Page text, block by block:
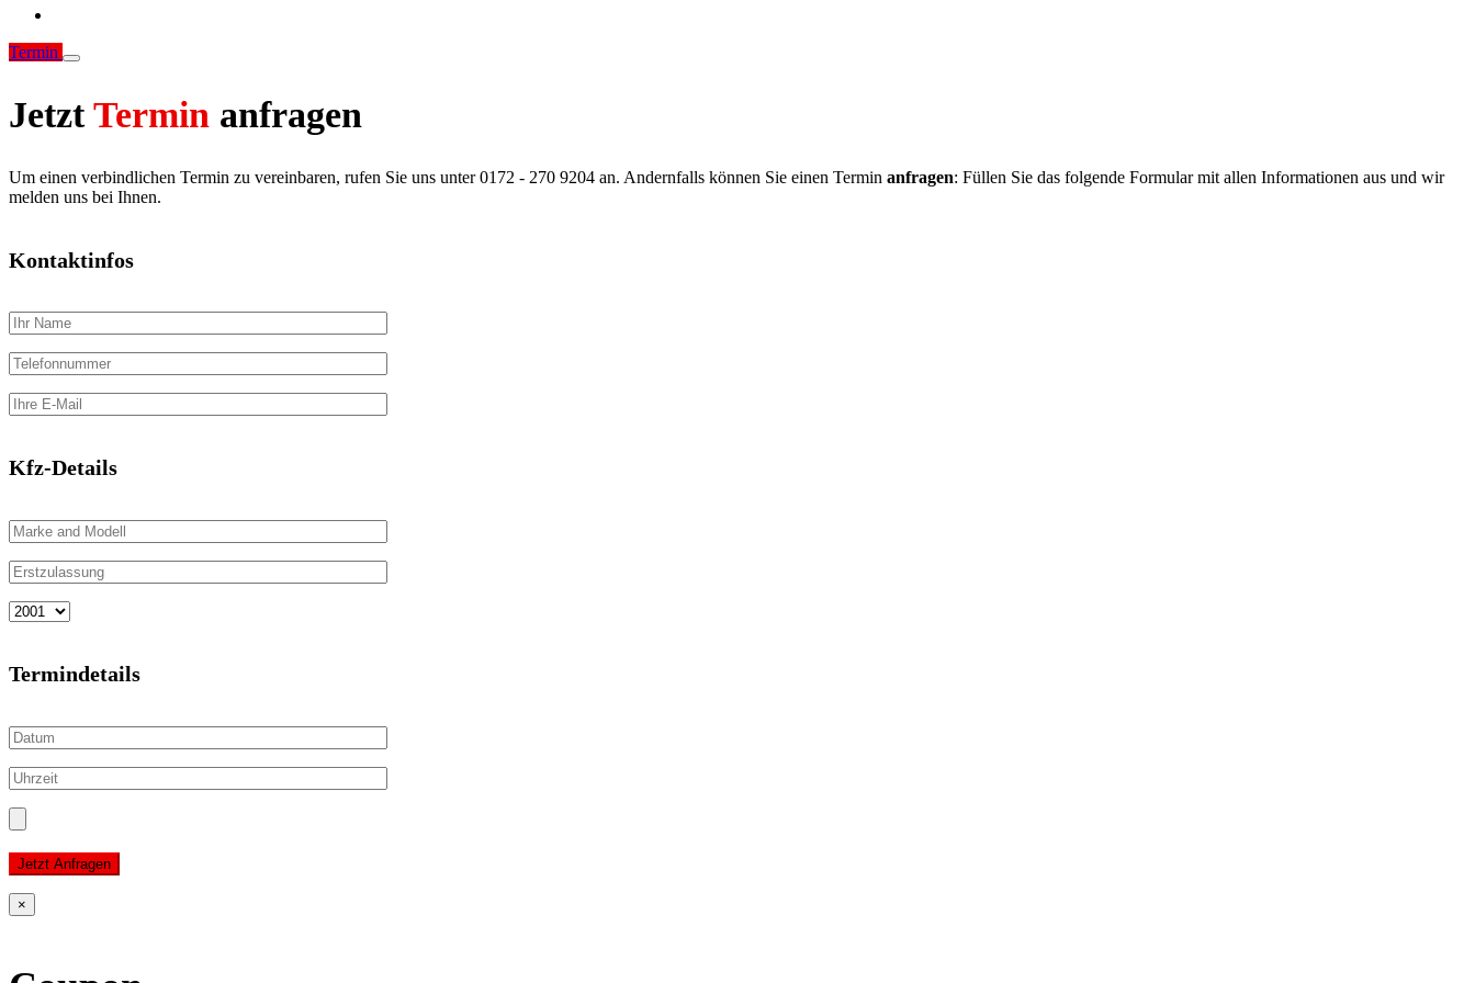
Termin
JetztTermin anfragen
Um einen verbindlichen Termin zu vereinbaren, rufen Sie uns unter 0172 - 270 9204 an. Andernfalls können Sie einen Termin anfragen: Füllen Sie das folgende Formular mit allen Informationen aus und wir
melden uns bei Ihnen.
Kontaktinfos
Kfz-Details
Termindetails
Jetzt Anfragen
×